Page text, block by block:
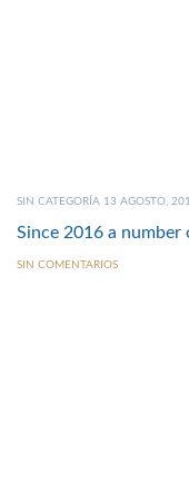
SIN CATEGORÍA 13 AGOSTO,
Since 2016 a
SIN COMENTARIOS